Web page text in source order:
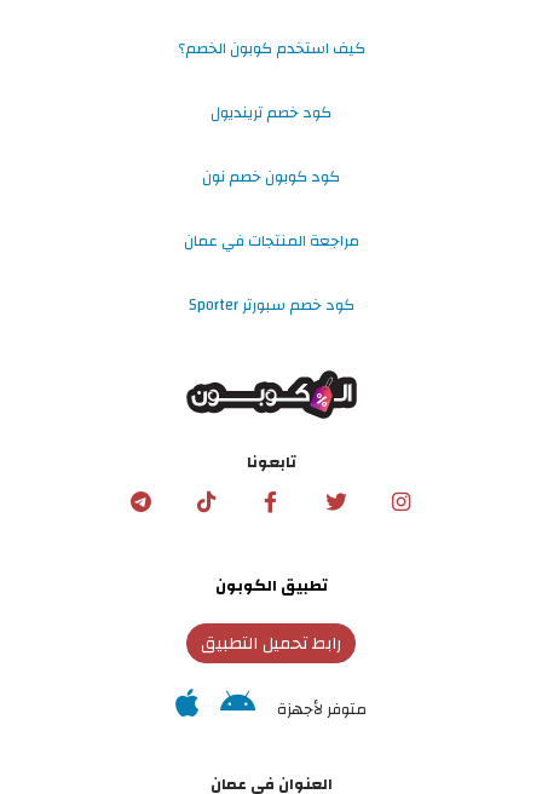
كيف استخدم كوبون الخصم؟
كود خصم ترينديول
كود كوبون خصم نون
مراجعة المنتجات في عمان
كود خصم سبورتر Sporter
تابعونا
تطبيق الكوبون
رابط تحميل التطبيق
متوفر لأجهزة
العنوان في عمان